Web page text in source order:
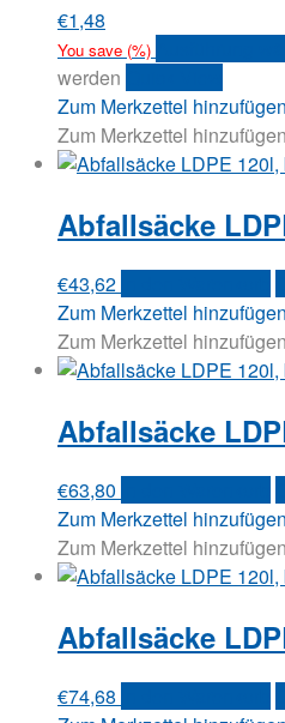
€1,48
You save (%)
werden
Zum Merkzettel hinzufügen
Zum Merkzettel hinzufügen
Abfallsäcke
€43,62
Zum Merkzettel hinzufügen
Zum Merkzettel hinzufügen
Abfallsäcke
€63,80
Zum Merkzettel hinzufügen
Zum Merkzettel hinzufügen
Abfallsäcke
€74,68